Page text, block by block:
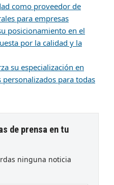
como proveedor de
para empresas
posicionamiento en el
por la calidad y la
su especialización en
para todas
de prensa en tu
ninguna noticia